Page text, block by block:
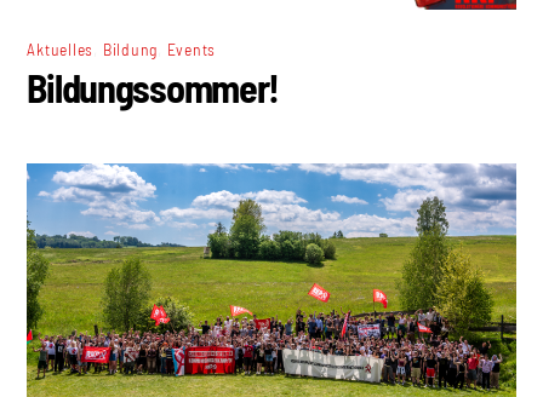
Aktuelles Bildung Events
Bildungssommer!